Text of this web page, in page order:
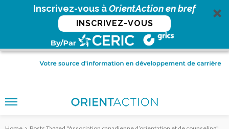
Inscrivez-vous àOrientAction en bref
INSCRIVEZ-VOUS